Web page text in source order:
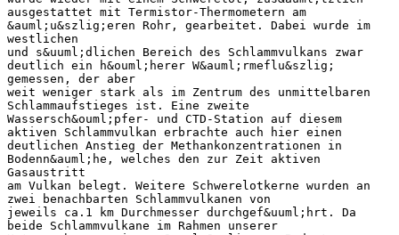
ausgestattet mit Termistor-Thermometern am
&auml;u&szlig;eren Rohr, gearbeitet. Dabei wurde im
westlichen
und s&uuml;dlichen Bereich des Schlammvulkans zwar
deutlich ein h&ouml;herer W&auml;rmeflu&szlig;
gemessen, der aber
weit weniger stark als im Zentrum des unmittelbaren
Schlammaufstieges ist. Eine zweite
Wassersch&ouml;pfer- und CTD-Station auf diesem
aktiven Schlammvulkan erbrachte auch hier einen
deutlichen Anstieg der Methankonzentrationen in
Bodenn&auml;he, welches den zur Zeit aktiven
Gasaustritt
am Vulkan belegt. Weitere Schwerelotkerne wurden an
zwei benachbarten Schlammvulkanen von
jeweils ca.1 km Durchmesser durchgef&uuml;hrt. Da
beide Schlammvulkane im Rahmen unserer